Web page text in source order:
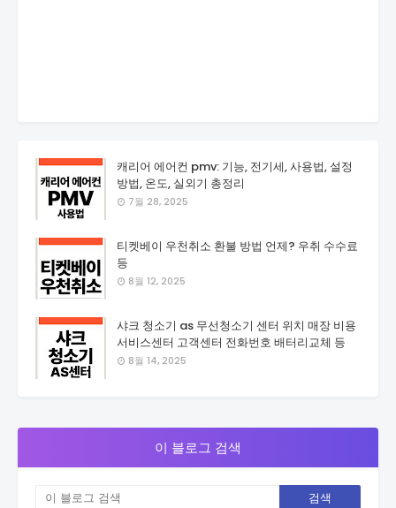
캐리어 에어컨 pmv: 기능, 전기세, 사용법, 설정
방법, 온도, 실외기 총정리
7월 28, 2025
티켓베이 우천취소 환불 방법 언제? 우취 수수료
등
8월 12, 2025
샤크 청소기 as 무선청소기 센터 위치 매장 비용
서비스센터 고객센터 전화번호 배터리교체 등
8월 14, 2025
이 블로그 검색